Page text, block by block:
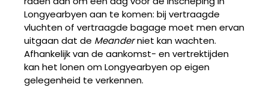
Longyearbyen aan te komen: bij vertraagde
vluchten of vertraagde bagage moet men ervan
uitgaan dat de Meanderniet kan wachten.
Afhankelijk van de aankomst- en vertrektijden
kan het lonen om Longyearbyen op eigen
gelegenheid te verkennen.